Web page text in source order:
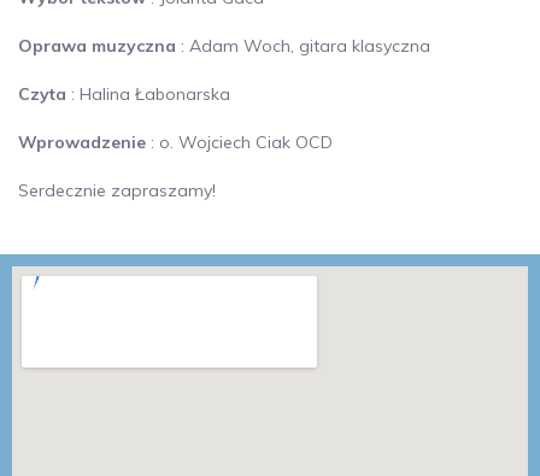
Oprawa muzyczna : Adam Woch, gitara klasyczna
Czyta : Halina Łabonarska
Wprowadzenie : o. Wojciech Ciak OCD
Serdecznie zapraszamy!